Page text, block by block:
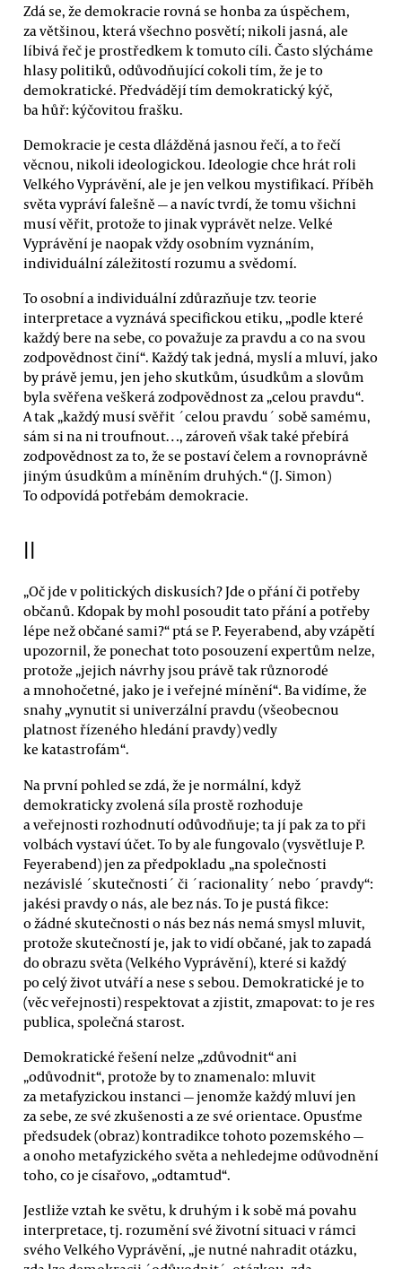
Zdá se, že demokracie rovná se honba za úspěchem,
za většinou, která všechno posvětí; nikoli jasná, ale
líbivá řeč je prostředkem k tomuto cíli. Často slýcháme
hlasy politiků, odůvodňující cokoli tím, že je to
demokratické. Předvádějí tím demokratický kýč,
ba hůř: kýčovitou frašku.
Demokracie je cesta dlážděná jasnou řečí, a to řečí
věcnou, nikoli ideologickou. Ideologie chce hrát roli
Velkého Vyprávění, ale je jen velkou mystifikací. Příběh
světa vypráví falešně — a navíc tvrdí, že tomu všichni
musí věřit, protože to jinak vyprávět nelze. Velké
Vyprávění je naopak vždy osobním vyznáním,
individuální záležitostí rozumu a svědomí.
To osobní a individuální zdůrazňuje tzv. teorie
interpretace a vyznává specifickou etiku, „podle které
každý bere na sebe, co považuje za pravdu a co na svou
zodpovědnost činí“. Každý tak jedná, myslí a mluví, jako
by právě jemu, jen jeho skutkům, úsudkům a slovům
byla svěřena veškerá zodpovědnost za „celou pravdu“.
A tak „každý musí svěřit ´celou pravdu´ sobě samému,
sám si na ni troufnout…, zároveň však také přebírá
zodpovědnost za to, že se postaví čelem a rovnoprávně
jiným úsudkům a míněním druhých.“ (J. Simon)
To odpovídá potřebám demokracie.
II
„Oč jde v politických diskusích? Jde o přání či potřeby
občanů. Kdopak by mohl posoudit tato přání a potřeby
lépe než občané sami?“ ptá se P. Feyerabend, aby vzápětí
upozornil, že ponechat toto posouzení expertům nelze,
protože „jejich návrhy jsou právě tak různorodé
a mnohočetné, jako je i veřejné mínění“. Ba vidíme, že
snahy „vynutit si univerzální pravdu (všeobecnou
platnost řízeného hledání pravdy) vedly
ke katastrofám“.
Na první pohled se zdá, že je normální, když
demokraticky zvolená síla prostě rozhoduje
a veřejnosti rozhodnutí odůvodňuje; ta jí pak za to při
volbách vystaví účet. To by ale fungovalo (vysvětluje P.
Feyerabend) jen za předpokladu „na společnosti
nezávislé ´skutečnosti´ či ´racionality´ nebo ´pravdy“:
jakési pravdy o nás, ale bez nás. To je pustá fikce:
o žádné skutečnosti o nás bez nás nemá smysl mluvit,
protože skutečností je, jak to vidí občané, jak to zapadá
do obrazu světa (Velkého Vyprávění), které si každý
po celý život utváří a nese s sebou. Demokratické je to
(věc veřejnosti) respektovat a zjistit, zmapovat: to je res
publica, společná starost.
Demokratické řešení nelze „zdůvodnit“ ani
„odůvodnit“, protože by to znamenalo: mluvit
za metafyzickou instanci — jenomže každý mluví jen
za sebe, ze své zkušenosti a ze své orientace. Opusťme
předsudek (obraz) kontradikce tohoto pozemského —
a onoho metafyzického světa a nehledejme odůvodnění
toho, co je císařovo, „odtamtud“.
Jestliže vztah ke světu, k druhým i k sobě má povahu
interpretace, tj. rozumění své životní situaci v rámci
svého Velkého Vyprávění, „je nutné nahradit otázku,